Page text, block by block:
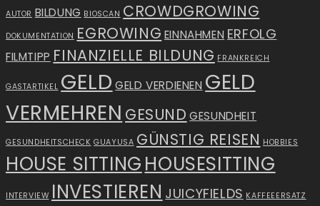
AUTOR BILDUNG BIOSCAN CROWDGROWING
DOKUMENTATION EGROWING EINNAHMEN ERFOLG
FILMTIPP FINANZIELLE BILDUNG FRANKREICH
GASTARTIKEL GELD GELD VERDIENEN GELD
VERMEHREN GESUND GESUNDHEIT
GESUNDHEITSCHECK GUAYUSA GÜNSTIG REISEN HOBBIES
HOUSE SITTINGHOUSESITTING
INTERVIEW INVESTIEREN JUICYFIELDS KAFFEEERSATZ